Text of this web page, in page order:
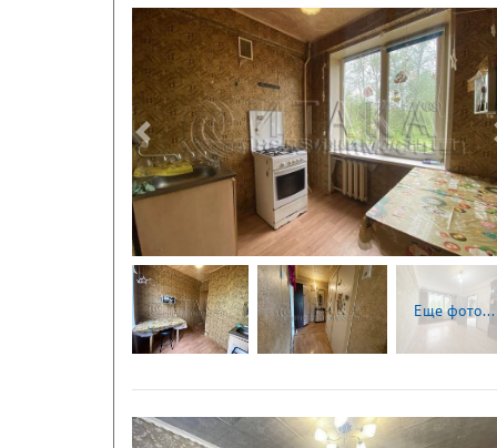
Следующая
Еще фото...